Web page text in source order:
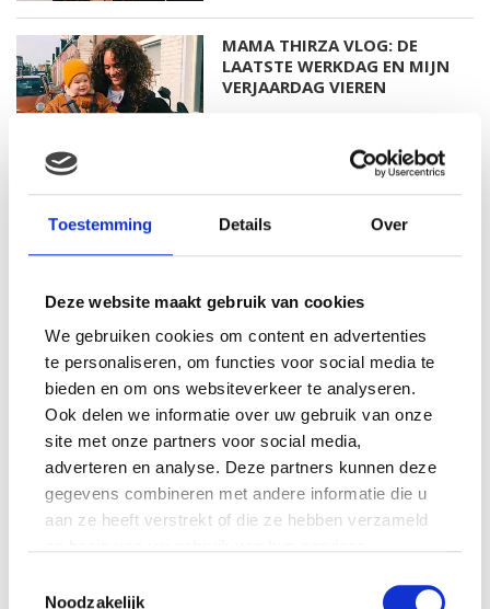
Toestemming Details Over
Deze website maakt gebruik van cookies
We gebruiken cookies om content en advertenties
te personaliseren, om functies voor social media te
bieden en om ons websiteverkeer te analyseren.
Ook delen we informatie over uw gebruik van onze
site met onze partners voor social media,
adverteren en analyse. Deze partners kunnen deze
gegevens combineren met andere informatie die u
aan ze heeft verstrekt of die ze hebben verzameld
Noodzakelijk
MAMA THIRZA VLOG: DE
LAATSTE WERKDAG EN MIJN
VERJAARDAG VIEREN
MAMA THIRZA VLOG: HET IS
MAMA THIRZA VLOG: OP
VAKANTIE & TWEE ZIEKE
KINDEREN
MAMA CARMEN VLOG:
SCHOLEN ZIJN WEER
BEGONNEN & TANDEN BLEKEN